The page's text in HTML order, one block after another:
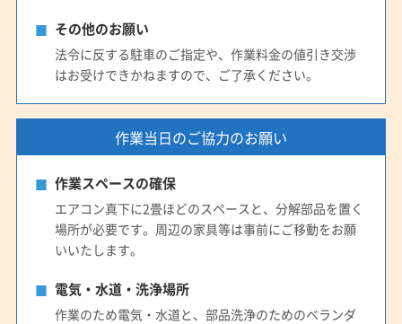
その他のお願い
法令に反する駐車のご指定や、作業料金の値引き交渉
はお受けできかねますので、ご了承ください。
作業当日のご協力のお願い
作業スペースの確保
エアコン真下に2畳ほどのスペースと、分解部品を置く
場所が必要です。周辺の家具等は事前にご移動をお願
いいたします。
電気・水道・洗浄場所
作業のため電気・水道と、部品洗浄のためのベランダ